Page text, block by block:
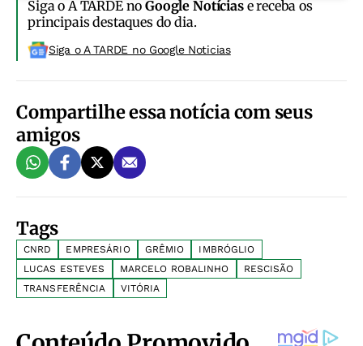
Siga o A TARDE noGoogle Notíciase receba os
principais destaques do dia.
Siga o A TARDE no Google Noticias
Compartilhe essa notícia com seus
amigos
Tags
CNRD EMPRESÁRIO GRÊMIO
IMBRÓGLIO
LUCAS ESTEVES
MARCELO ROBALINHO
RESCISÃO
TRANSFERÊNCIA
VITÓRIA